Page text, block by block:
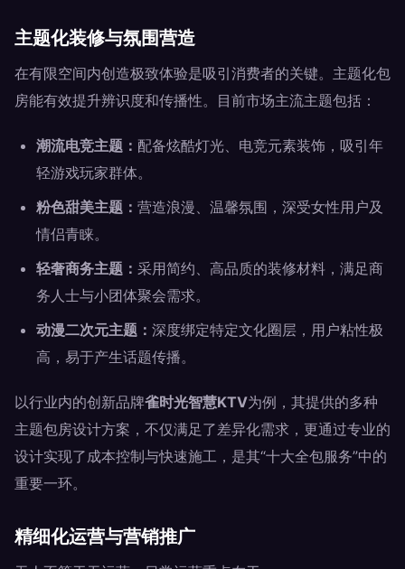
主题化装修与氛围营造
在有限空间内创造极致体验是吸引消费者的关键。主题化包
房能有效提升辨识度和传播性。目前市场主流主题包括：
潮流电竞主题： 配备炫酷灯光、电竞元素装饰，吸引年
轻游戏玩家群体。
粉色甜美主题： 营造浪漫、温馨氛围，深受女性用户及
情侣青睐。
轻奢商务主题： 采用简约、高品质的装修材料，满足商
务人士与小团体聚会需求。
动漫二次元主题： 深度绑定特定文化圈层，用户粘性极
高，易于产生话题传播。
以行业内的创新品牌雀时光智慧KTV为例，其提供的多种
主题包房设计方案，不仅满足了差异化需求，更通过专业的
设计实现了成本控制与快速施工，是其“十大全包服务”中的
重要一环。
精细化运营与营销推广